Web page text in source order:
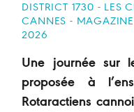
DISTRICT 1730 - LES
CANNES - MAGAZINE
2026
Une journée sur
proposée à
Rotaractiens